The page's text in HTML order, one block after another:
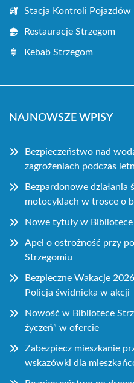
Stacja Kontroli Pojazdów
Restauracje Strzegom
Kebab Strzegom
NAJNOWSZE WPISY
Bezpieczeństwo nad
zagrożeniach podczas
Bezpardonowe
motocyklach w trosce o
Nowe tytuły w
Apel o ostrożność przy
Strzegomiu
Bezpieczne Wakacje
Policja świdnicka w akcji
Nowość w Bibliotece
życzeń” w ofercie
Zabezpiecz mieszkanie
wskazówki dla